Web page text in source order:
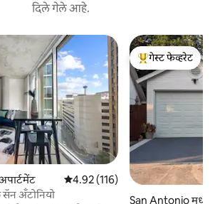
दिले गेले आहे.
5 पैकी 4.92 सरासरी रेटिंग, 116 रिव्ह्यूज
4.92 (116)
सॅन अँटोनियो
टॉप गेस्ट फेव्हरेट
गेस्ट फेव्हरेट
San Antonio मधील